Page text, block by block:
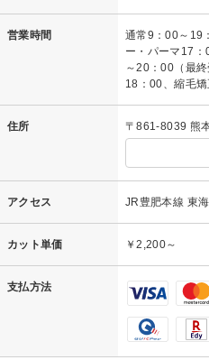
営業時間
通常9：00～19
ー・パーマ17
～20：00（最
18：00、縮毛矯
住所 〒861-8039 熊
アクセス JR豊肥本線 東
カット単価 ￥2,200～
支払方法